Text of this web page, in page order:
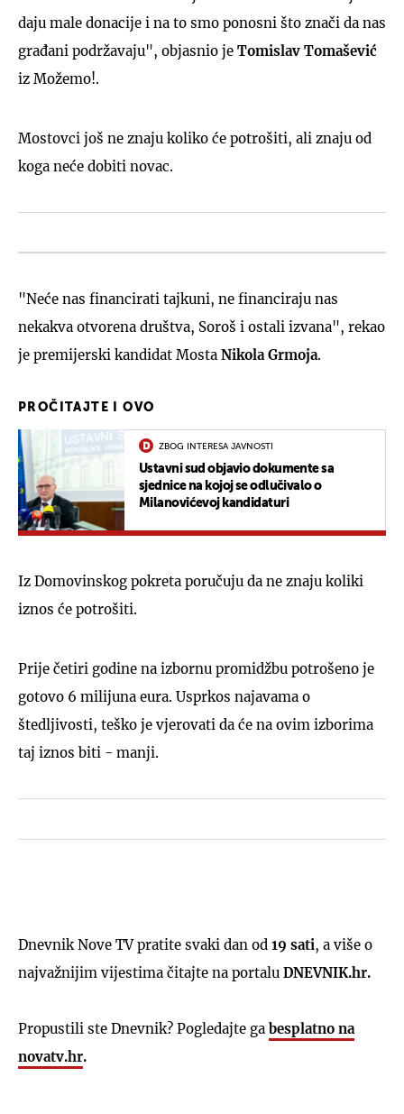
daju male donacije i na to smo ponosni što znači da nas
građani podržavaju", objasnio je Tomislav Tomašević
iz Možemo!.
Mostovci još ne znaju koliko će potrošiti, ali znaju od
koga neće dobiti novac.
"Neće nas financirati tajkuni, ne financiraju nas
nekakva otvorena društva, Soroš i ostali izvana", rekao
je premijerski kandidat Mosta Nikola Grmoja.
PROČITAJTE I OVO
ZBOG INTERESA JAVNOSTI
Ustavni sud objavio dokumente sa
sjednice na kojoj se odlučivalo o
Milanovićevoj kandidaturi
Iz Domovinskog pokreta poručuju da ne znaju koliki
iznos će potrošiti.
Prije četiri godine na izbornu promidžbu potrošeno je
gotovo 6 milijuna eura. Usprkos najavama o
štedljivosti, teško je vjerovati da će na ovim izborima
taj iznos biti - manji.
Dnevnik Nove TV pratite svaki dan od 19 sati, a više o
najvažnijim vijestima čitajte na portalu DNEVNIK.hr.
Propustili ste Dnevnik? Pogledajte ga besplatno na
novatv.hr.